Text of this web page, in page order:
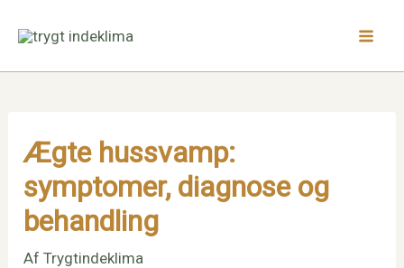
Ægte hussvamp:
symptomer, diagnose og
behandling
AfTrygtindeklima